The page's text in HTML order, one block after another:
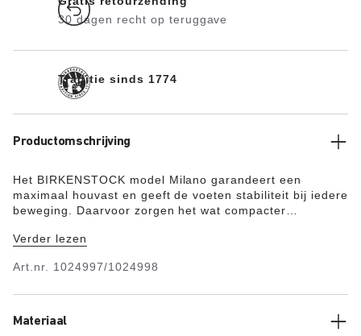
30 dagen recht op teruggave
Traditie sinds 1774
Productomschrijving
Het BIRKENSTOCK model Milano garandeert een
maximaal houvast en geeft de voeten stabiliteit bij iedere
beweging. Daarvoor zorgen het wat compacter
brede hielriem. De details in een bijpassende kleur
helemaal af. Het bovenmateriaal bestaat uit het
Verder lezen
Art.nr. 1024997/1024998
Materiaal